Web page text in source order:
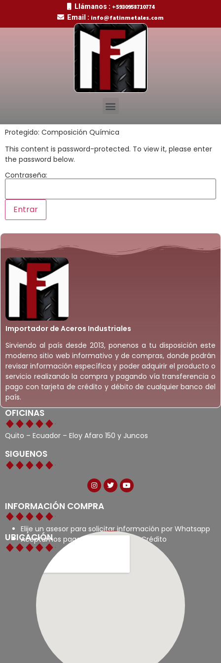
Llámanos : +5930958710774
Email : info@fatinmetales.com
Protegido: Composición Química
This content is password-protected. To view it, please enter
the password below.
Contraseña:
Importador de Aceros Industriales
Sirviendo al país desde 2013, ponenos a tu disposición este
moderno sitio web informativo y de compras, donde podrán
revisar información específica y poder adquirir el producto o
servicio realizando la compra y pagando vía transferencia o
pago con tarjeta de crédito y débito de cualquier banco del
país.
OFICINAS
Quito – Ecuador – Eloy Afaro 150 y Juncos
SIGUENOS
INFORMACIÓN COMPRA
Elije un asesor para solicitar información por Whatsapp
Aceptamos pagos con tarjetas de Crédito
UBICACIÓN